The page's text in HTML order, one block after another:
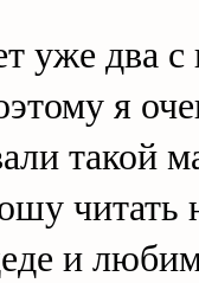
уже два с
я
такой
читать
и